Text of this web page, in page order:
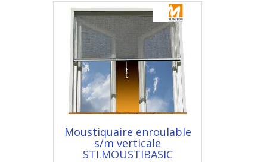
Moustiquaire enroulable
s/m verticale
STI.MOUSTIBASIC